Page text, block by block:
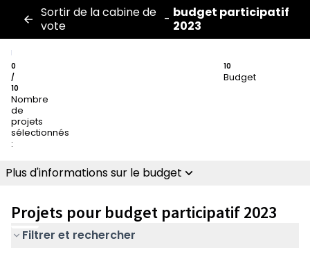
Sortir de la cabine de
vote
- budget participatif
2023
0
/
10
Nombre
de
projets
sélectionnés
:
10
Budget
Plus d'informations sur le budget
Projets pour budget participatif 2023
Filtrer et rechercher